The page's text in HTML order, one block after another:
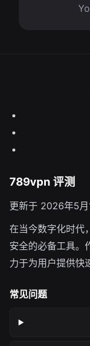
789vpn 评测
更新于 2026年5月
在当今数字化时代
安全的必备工具。
力于为用户提供快
常见问题